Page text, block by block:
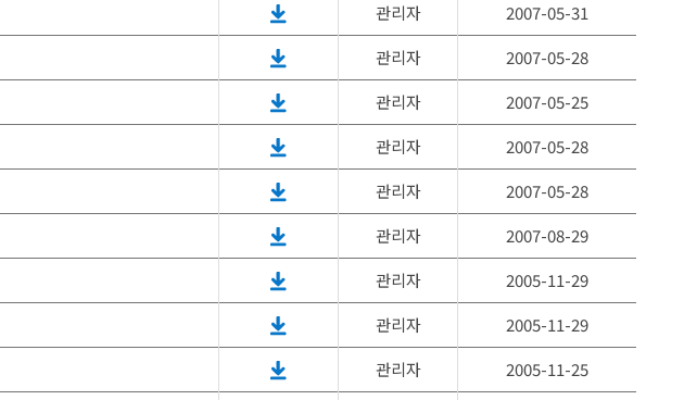
관리자
2007-05-31
관리자
2007-05-28
관리자
2007-05-25
관리자
2007-05-28
관리자
2007-05-28
관리자
2007-08-29
관리자
2005-11-29
관리자
2005-11-29
관리자 2005-11-25